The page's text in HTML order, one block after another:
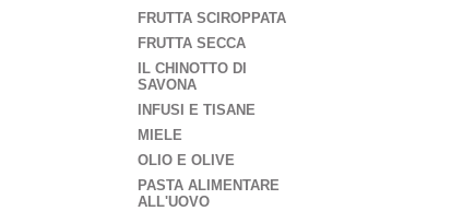
FRUTTA SCIROPPATA
FRUTTA SECCA
IL CHINOTTO DI
SAVONA
INFUSI E TISANE
MIELE
OLIO E OLIVE
PASTA ALIMENTARE
ALL'UOVO